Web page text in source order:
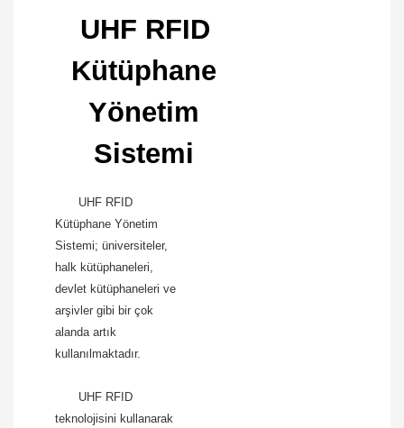
UHF RFID
Kütüphane
Yönetim
Sistemi
UHF RFID
Kütüphane Yönetim
Sistemi; üniversiteler,
halk kütüphaneleri,
devlet kütüphaneleri ve
arşivler gibi bir çok
alanda artık
kullanılmaktadır.
UHF RFID
teknolojisini kullanarak